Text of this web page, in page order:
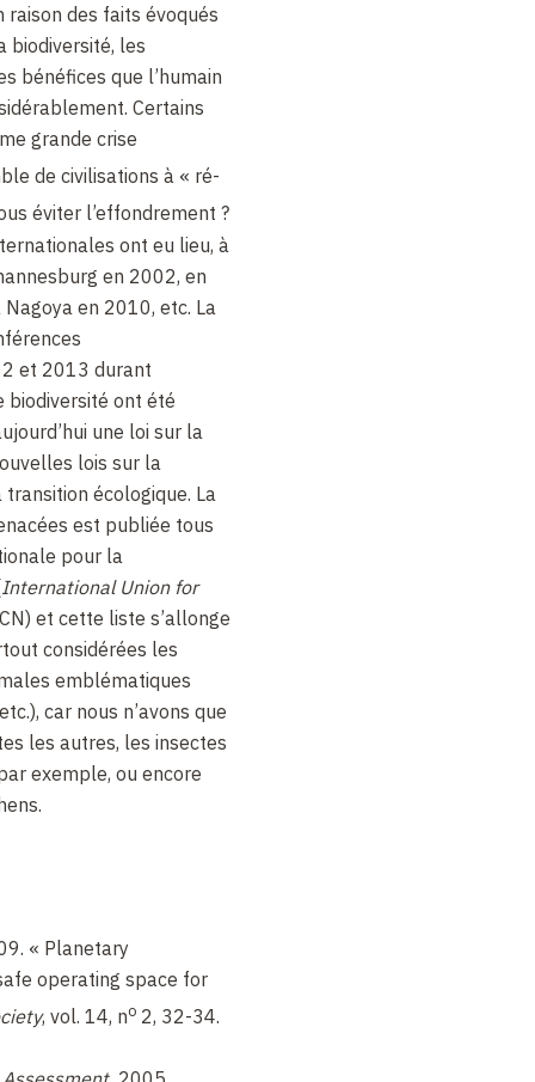
des faits évoqués
biodiversité, les
bénéfices que l’humain
Certains
grande crise
de civilisations à « ré-
éviter l’effondrement ?
ont eu lieu, à
en 2002, en
en 2010, etc. La
et 2013 durant
biodiversité ont été
une loi sur la
lois sur la
écologique. La
est publiée tous
pour la
International Union for
et cette liste s’allonge
considérées les
emblématiques
car nous n’avons que
les autres, les insectes
exemple, ou encore
« Planetary
operating space for
, vol. 14, no 2, 32-34.